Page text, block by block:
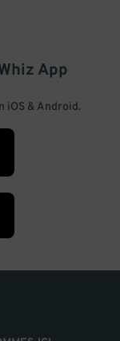
App
iOS & Android.